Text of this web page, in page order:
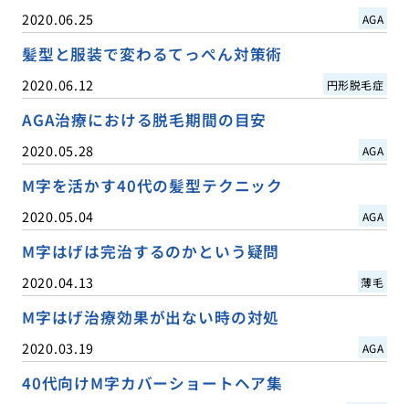
2020.06.25 AGA
髪型と服装で変わるてっぺん対策術
2020.06.12 円形脱毛症
AGA治療における脱毛期間の目安
2020.05.28 AGA
M字を活かす40代の髪型テクニック
2020.05.04 AGA
M字はげは完治するのかという疑問
2020.04.13 薄毛
M字はげ治療効果が出ない時の対処
2020.03.19 AGA
40代向けM字カバーショートヘア集